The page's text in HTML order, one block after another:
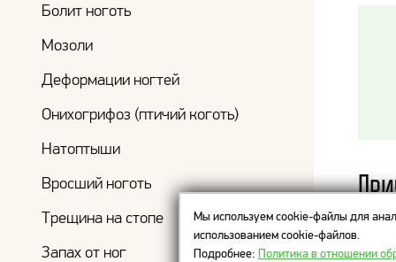
Болит ноготь
Мозоли
Деформации ногтей
Онихогрифоз (птичий коготь)
Натоптыши
Вросший ноготь
Трещина на стопе
Запах от ног
Мы используем cookie-файлы для
использованием cookie-файлов.
Подробнее: Политика в отношении